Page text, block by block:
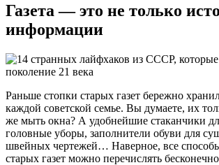
Газета — это не только
информации
Раньше стопки старых газет бережно
каждой советской семье. Вы думаете, их
же мыть окна? А удобнейшие стаканчики
головные уборы, заполнители обуви для
швейных чертежей… Наверное, все
старых газет можно перечислять